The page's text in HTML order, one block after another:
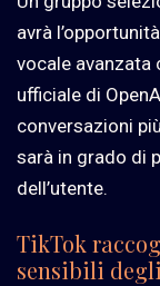
avrà
vocale avanzata
ufficiale di
conversazioni
sarà in grado di
dell’utente.
TikTok
sensibili